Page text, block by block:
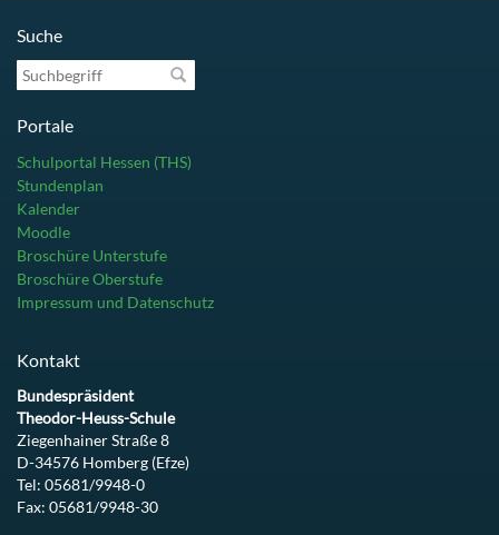
Suche
Suchbegriff
Portale
Schulportal Hessen (THS)
Stundenplan
Kalender
Moodle
Broschüre Unterstufe
Broschüre Oberstufe
Impressum und Datenschutz
Kontakt
Bundespräsident
Theodor-Heuss-Schule
Ziegenhainer Straße 8
D-34576 Homberg (Efze)
Tel: 05681/9948-0
Fax: 05681/9948-30